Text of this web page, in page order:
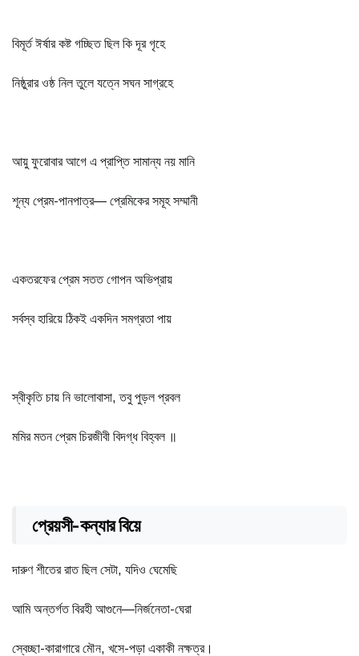
বিমূর্ত ঈর্ষার কষ্ট গচ্ছিত ছিল কি দূর গৃহে
নিষ্ঠুরার ওষ্ঠ নিল তুলে যত্নে সঘন সাগ্রহে
আয়ু ফুরোবার আগে এ প্রাপ্তি সামান্য নয় মানি
শূন্য প্রেম-পানপাত্র— প্রেমিকের সমূহ সম্মানী
একতরফের প্রেম সতত গোপন অভিপ্রায়
সর্বস্ব হারিয়ে ঠিকই একদিন সমগ্রতা পায়
স্বীকৃতি চায় নি ভালোবাসা, তবু পুড়ল প্রবল
মমির মতন প্রেম চিরজীবী বিদগ্ধ বিহ্বল ॥
প্রেয়সী-কন্যার বিয়ে
দারুণ শীতের রাত ছিল সেটা, যদিও ঘেমেছি
আমি অন্তর্গত বিরহী আগুনে—নির্জনেতা-ঘেরা
স্বেচ্ছা-কারাগারে মৌন, খসে-পড়া একাকী নক্ষত্র।